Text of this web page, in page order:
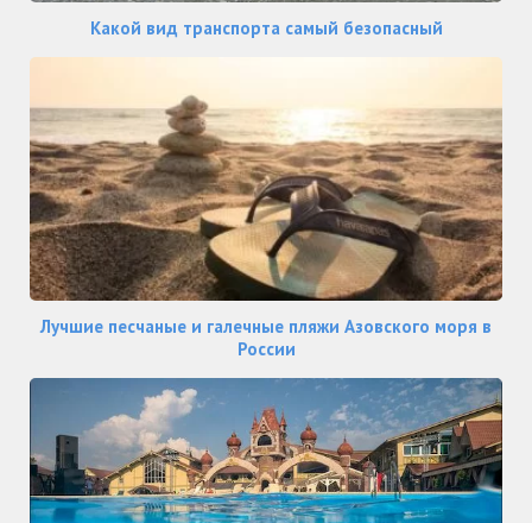
Какой вид транспорта самый безопасный
Лучшие песчаные и галечные пляжи Азовского моря в
России